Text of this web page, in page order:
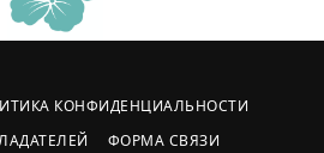
КОНФИДЕНЦИАЛЬНОСТИ
ФОРМА СВЯЗИ